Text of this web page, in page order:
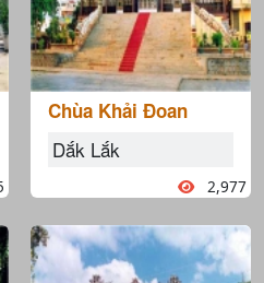
Chùa Khải Đoan
Dắk Lắk
2,977